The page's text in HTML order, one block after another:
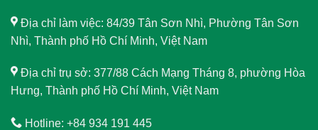
Địa chỉ làm việc: 84/39 Tân Sơn Nhì, Phường Tân Sơn
Nhì, Thành phố Hồ Chí Minh, Việt Nam
Địa chỉ trụ sở: 377/88 Cách Mạng Tháng 8, phường Hòa
Hưng, Thành phố Hồ Chí Minh, Việt Nam
Hotline: +84 934 191 445